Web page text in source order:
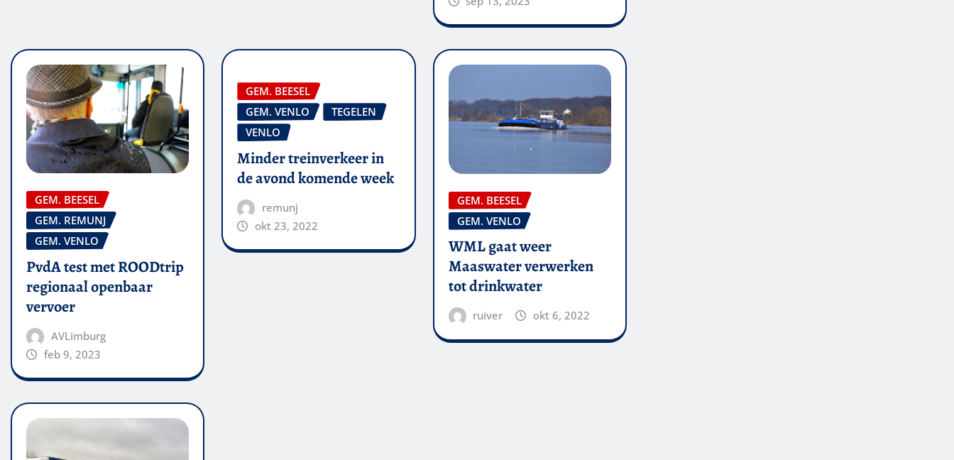
GEM. BEESEL
GEM. REMUNJ
GEM. VENLO
PvdA test met ROODtrip
regionaal openbaar
vervoer
AVLimburg
feb 9, 2023
GEM. BEESEL
GEM. VENLO
TEGELEN
VENLO
Minder treinverkeer in
de avond komende week
remunj
okt 23, 2022
GEM. BEESEL
GEM. VENLO
WML gaat weer
Maaswater verwerken
tot drinkwater
ruiver okt 6, 2022